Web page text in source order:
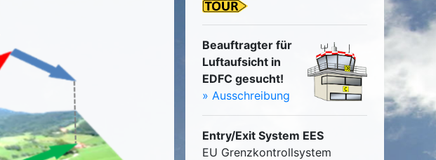
Beauftragter für
Luftaufsicht in
EDFC gesucht!
» Ausschreibung
Entry/Exit System EES
EU Grenzkontrollsystem